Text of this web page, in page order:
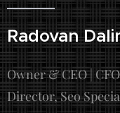
Radovan
Owner & CEO |
Director, Seo